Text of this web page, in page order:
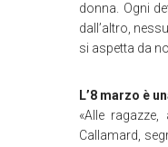
donna. Ogni
dall’altro,
si aspetta da
L’8 marzo è
«Alle
Callamard,